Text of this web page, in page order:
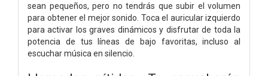
sean pequeños, pero no tendrás que subir el volumen
para obtener el mejor sonido. Toca el auricular izquierdo
para activar los graves dinámicos y disfrutar de toda la
potencia de tus líneas de bajo favoritas, incluso al
escuchar música en silencio.